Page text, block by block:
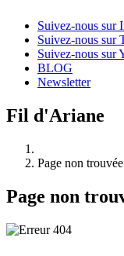
Suivez-nous sur
Suivez-nous sur
Suivez-nous sur
BLOG
Newsletter
Fil d'Ariane
Page non trouvée
Page non